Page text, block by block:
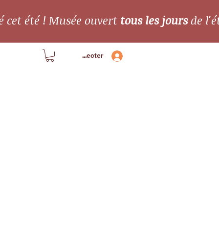
été ! Musée ouvert tous les joursde
Se connecter